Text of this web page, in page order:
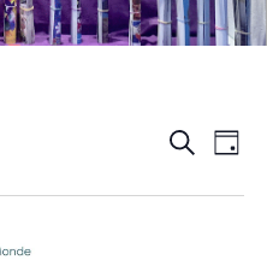
et
Recherche
de
Jour